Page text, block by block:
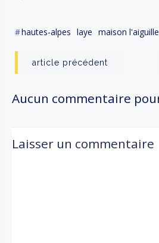
#hautes-alpes laye maison l'aiguille
Post
navigation
article précédent
Aucun commentaire
Laisser un commentaire